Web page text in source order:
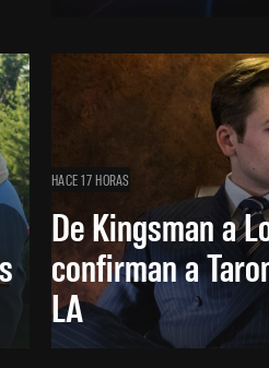
HACE 17 HORAS
De Kingsman a
confirman a
LA